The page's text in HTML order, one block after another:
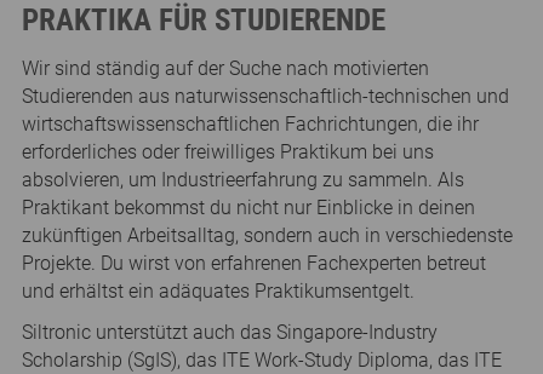
PRAKTIKA FÜR STUDIERENDE
Wir sind ständig auf der Suche nach motivierten
Studierenden aus naturwissenschaftlich-technischen und
wirtschaftswissenschaftlichen Fachrichtungen, die ihr
erforderliches oder freiwilliges Praktikum bei uns
absolvieren, um Industrieerfahrung zu sammeln. Als
Praktikant bekommst du nicht nur Einblicke in deinen
zukünftigen Arbeitsalltag, sondern auch in verschiedenste
Projekte. Du wirst von erfahrenen Fachexperten betreut
und erhältst ein adäquates Praktikumsentgelt.
Siltronic unterstützt auch das Singapore-Industry
Scholarship (SgIS), das ITE Work-Study Diploma, das ITE